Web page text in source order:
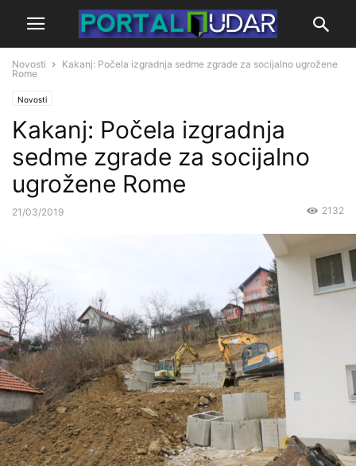
Novosti
Kakanj: Počela izgradnja sedme zgrade za socijalno ugrožene
Rome
Novosti
Kakanj: Počela izgradnja
sedme zgrade za socijalno
ugrožene Rome
21/03/2019 2132